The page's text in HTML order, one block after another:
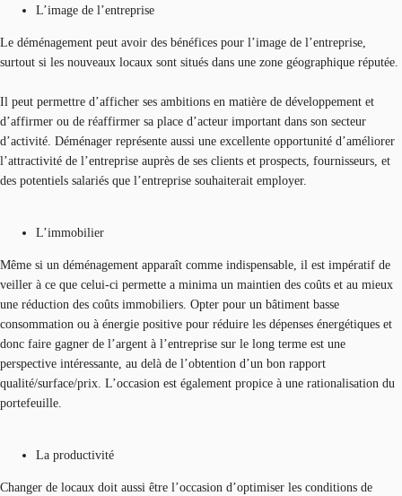
L’image de l’entreprise
Le déménagement peut avoir des bénéfices pour l’image de l’entreprise,
surtout si les nouveaux locaux sont situés dans une zone géographique réputée.
Il peut permettre d’afficher ses ambitions en matière de développement et
d’affirmer ou de réaffirmer sa place d’acteur important dans son secteur
d’activité. Déménager représente aussi une excellente opportunité d’améliorer
l’attractivité de l’entreprise auprès de ses clients et prospects, fournisseurs, et
des potentiels salariés que l’entreprise souhaiterait employer.
L’immobilier
Même si un déménagement apparaît comme indispensable, il est impératif de
veiller à ce que celui-ci permette a minima un maintien des coûts et au mieux
une réduction des coûts immobiliers. Opter pour un bâtiment basse
consommation ou à énergie positive pour réduire les dépenses énergétiques et
donc faire gagner de l’argent à l’entreprise sur le long terme est une
perspective intéressante, au delà de l’obtention d’un bon rapport
qualité/surface/prix. L’occasion est également propice à une rationalisation du
portefeuille.
La productivité
Changer de locaux doit aussi être l’occasion d’optimiser les conditions de